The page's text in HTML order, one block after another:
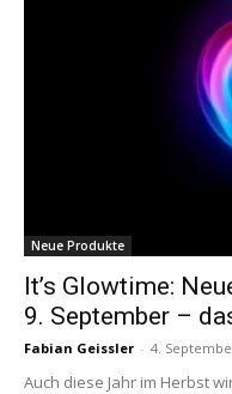
Neue Produkte
It’s Glowtime:
9. September –
Fabian Geissler - 4.
Auch diese Jahr im Herbst